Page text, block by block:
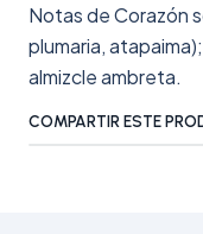
Notas de Corazón
plumaria,
almizcle ambreta.
COMPARTIR ESTE